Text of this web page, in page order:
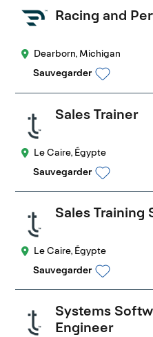
Racing and
Dearborn, Michigan
Sauvegarder
Sales Trainer
Le Caire, Égypte
Sauvegarder
Sales Training
Le Caire, Égypte
Sauvegarder
Systems
Engineer